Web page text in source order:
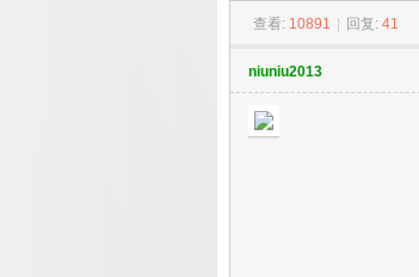
» ›
查看: 10891 回复: 41
niuniu2013